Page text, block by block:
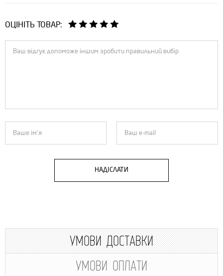
ОЦІНІТЬ ТОВАР:
НАДІСЛАТИ
УМОВИ ДОСТАВКИ
УМОВИ ОПЛАТИ